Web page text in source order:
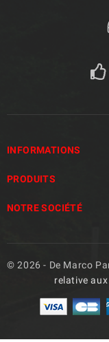
INFORMATIONS
PRODUITS
NOTRE SOCIÉTÉ
© 2026 - De Marco
relative